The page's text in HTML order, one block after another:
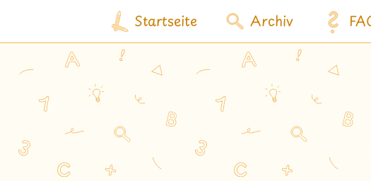
Startseite Archiv